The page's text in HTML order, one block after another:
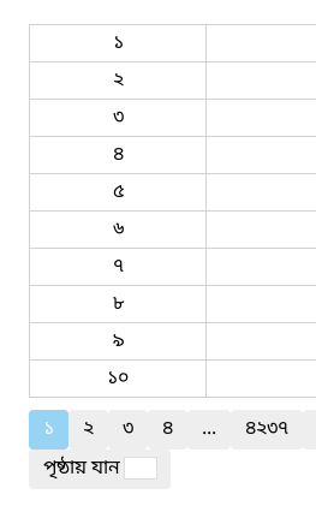
১
২
৩
৪
৫
৬
৭
৮
৯
১০
১
২ ৩ ৪ ... ৪২৩৭
পৃষ্ঠায় যান